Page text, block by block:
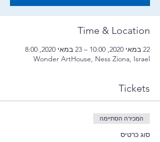
Time & Location
22 במאי 2020, 10:00 – 23 במאי 2020, 8:00
Wonder ArtHouse, Ness Ziona, Israel
Tickets
המכירה הסתיימה
סוג כרטיס